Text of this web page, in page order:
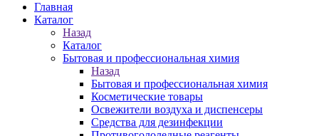
Главная
Каталог
Назад
Каталог
Бытовая и профессиональная химия
Назад
Бытовая и профессиональная химия
Косметические товары
Освежители воздуха и диспенсеры
Средства для дезинфекции